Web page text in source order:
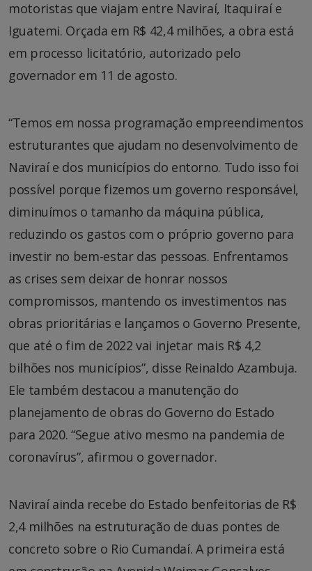
motoristas que viajam entre Naviraí, Itaquiraí e
Iguatemi. Orçada em R$ 42,4 milhões, a obra está
em processo licitatório, autorizado pelo
governador em 11 de agosto.
“Temos em nossa programação empreendimentos
estruturantes que ajudam no desenvolvimento de
Naviraí e dos municípios do entorno. Tudo isso foi
possível porque fizemos um governo responsável,
diminuímos o tamanho da máquina pública,
reduzindo os gastos com o próprio governo para
investir no bem-estar das pessoas. Enfrentamos
as crises sem deixar de honrar nossos
compromissos, mantendo os investimentos nas
obras prioritárias e lançamos o Governo Presente,
que até o fim de 2022 vai injetar mais R$ 4,2
bilhões nos municípios”, disse Reinaldo Azambuja.
Ele também destacou a manutenção do
planejamento de obras do Governo do Estado
para 2020. “Segue ativo mesmo na pandemia de
coronavírus”, afirmou o governador.
Naviraí ainda recebe do Estado benfeitorias de R$
2,4 milhões na estruturação de duas pontes de
concreto sobre o Rio Cumandaí. A primeira está